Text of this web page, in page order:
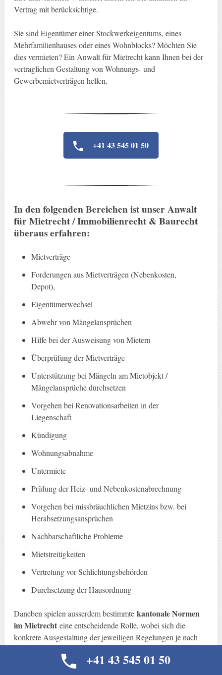
Vertrag mit berücksichtige.
Sie sind Eigentümer einer Stockwerkeigentums, eines
Mehrfamilienhauses oder eines Wohnblocks? Möchten Sie
dies vermieten? Ein Anwalt für Mietrecht kann Ihnen bei der
vertraglichen Gestaltung von Wohnungs- und
Gewerbemietverträgen helfen.
+41 43 545 01 50
In den folgenden Bereichen ist unser Anwalt
für Mietrecht / Immobilienrecht & Baurecht
überaus erfahren:
Mietverträge
Forderungen aus Mietverträgen (Nebenkosten,
Depot),
Eigentümerwechsel
Abwehr von Mängelansprüchen
Hilfe bei der Ausweisung von Mietern
Überprüfung der Mietverträge
Unterstützung bei Mängeln am Mietobjekt /
Mängelansprüche durchsetzen
Vorgehen bei Renovationsarbeiten in der
Liegenschaft
Kündigung
Wohnungsabnahme
Untermiete
Prüfung der Heiz- und Nebenkostenabrechnung
Vorgehen bei missbräuchlichen Mietzins bzw. bei
Herabsetzungsansprüchen
Nachbarschaftliche Probleme
Mietstreitigkeiten
Vertretung vor Schlichtungsbehörden
Durchsetzung der Hausordnung
Daneben spielen ausserdem bestimmte kantonale Normen
im Mietrechteine entscheidende Rolle, wobei sich die
konkrete Ausgestaltung der jeweiligen Regelungen je nach
Sie interkantonal über diese besonderenkantonalen
+41 43 545 01 50